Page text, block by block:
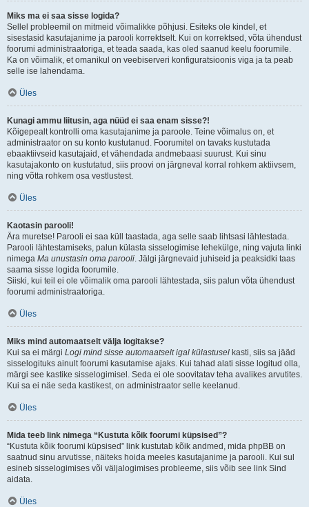
Miks ma ei saa sisse logida?
Sellel probleemil on mitmeid võimalikke põhjusi. Esiteks ole kindel, et
sisestasid kasutajanime ja parooli korrektselt. Kui on korrektsed, võta ühendust
foorumi administraatoriga, et teada saada, kas oled saanud keelu foorumile.
Ka on võimalik, et omanikul on veebiserveri konfiguratsioonis viga ja ta peab
selle ise lahendama.
Üles
Kunagi ammu liitusin, aga nüüd ei saa enam sisse?!
Kõigepealt kontrolli oma kasutajanime ja paroole. Teine võimalus on, et
administraator on su konto kustutanud. Foorumitel on tavaks kustutada
ebaaktiivseid kasutajaid, et vähendada andmebaasi suurust. Kui sinu
kasutajakonto on kustutatud, siis proovi on järgneval korral rohkem aktiivsem,
ning võtta rohkem osa vestlustest.
Üles
Kaotasin parooli!
Ära muretse! Parooli ei saa küll taastada, aga selle saab lihtsasi lähtestada.
Parooli lähtestamiseks, palun külasta sisselogimise lehekülge, ning vajuta linki
nimega Ma unustasin oma parooli. Jälgi järgnevaid juhiseid ja peaksidki taas
saama sisse logida foorumile.
Siiski, kui teil ei ole võimalik oma parooli lähtestada, siis palun võta ühendust
foorumi administraatoriga.
Üles
Miks mind automaatselt välja logitakse?
Kui sa ei märgi Logi mind sisse automaatselt igal külastusel kasti, siis sa jääd
sisselogituks ainult foorumi kasutamise ajaks. Kui tahad alati sisse logitud olla,
märgi see kastike sisselogimisel. Seda ei ole soovitatav teha avalikes arvutites.
Kui sa ei näe seda kastikest, on administraator selle keelanud.
Üles
Mida teeb link nimega “Kustuta kõik foorumi küpsised”?
“Kustuta kõik foorumi küpsised” link kustutab kõik andmed, mida phpBB on
saatnud sinu arvutisse, näiteks hoida meeles kasutajanime ja parooli. Kui sul
esineb sisselogimises või väljalogimises probleeme, siis võib see link Sind
aidata.
Üles